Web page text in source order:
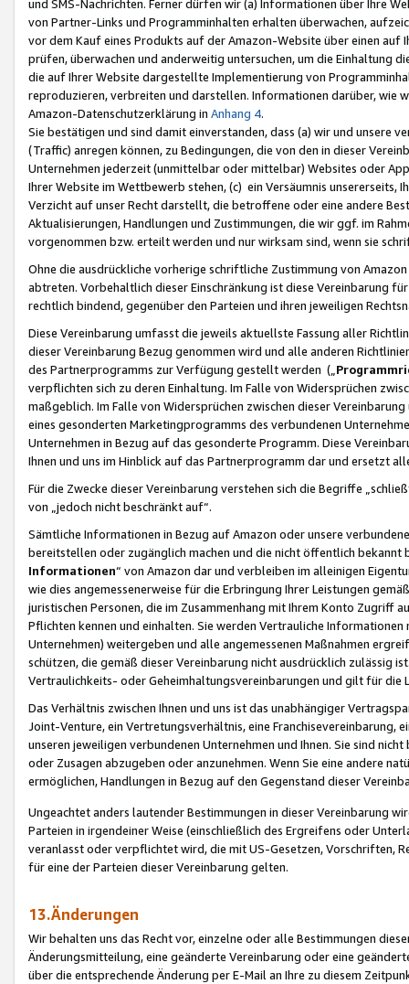
und SMS-Nachrichten. Ferner dürfen wir (a) Informationen über Ihre
von Partner-Links und Programminhalten erhalten überwachen,
vor dem Kauf eines Produkts auf der Amazon-Website über einen
prüfen, überwachen und anderweitig untersuchen, um die Einhaltung
die auf Ihrer Website dargestellte Implementierung von
reproduzieren, verbreiten und darstellen. Informationen darüber, wie
Amazon-Datenschutzerklärung in Anhang 4.
Sie bestätigen und sind damit einverstanden, dass (a) wir und
(Traffic) anregen können, zu Bedingungen, die von den in dieser
Unternehmen jederzeit (unmittelbar oder mittelbar) Websites oder
Ihrer Website im Wettbewerb stehen, (c) ein Versäumnis unsererseits,
Verzicht auf unser Recht darstellt, die betroffene oder eine andere
Aktualisierungen, Handlungen und Zustimmungen, die wir ggf. im
vorgenommen bzw. erteilt werden und nur wirksam sind, wenn sie
Ohne die ausdrückliche vorherige schriftliche Zustimmung von
abtreten. Vorbehaltlich dieser Einschränkung ist diese Vereinbarung
rechtlich bindend, gegenüber den Parteien und ihren jeweiligen
Diese Vereinbarung umfasst die jeweils aktuellste Fassung aller
dieser Vereinbarung Bezug genommen wird und alle anderen
des Partnerprogramms zur Verfügung gestellt werden („
verpflichten sich zu deren Einhaltung. Im Falle von Widersprüchen
maßgeblich. Im Falle von Widersprüchen zwischen dieser
eines gesonderten Marketingprogramms des verbundenen
Unternehmen in Bezug auf das gesonderte Programm. Diese
Ihnen und uns im Hinblick auf das Partnerprogramm dar und ersetzt
Für die Zwecke dieser Vereinbarung verstehen sich die Begriffe
von „jedoch nicht beschränkt auf“.
Sämtliche Informationen in Bezug auf Amazon oder unsere
bereitstellen oder zugänglich machen und die nicht öffentlich
Informationen“ von Amazon dar und verbleiben im alleinigen
wie dies angemessenerweise für die Erbringung Ihrer Leistungen
juristischen Personen, die im Zusammenhang mit Ihrem Konto
Pflichten kennen und einhalten. Sie werden Vertrauliche
Unternehmen) weitergeben und alle angemessenen Maßnahmen
schützen, die gemäß dieser Vereinbarung nicht ausdrücklich zulässig
Vertraulichkeits- oder Geheimhaltungsvereinbarungen und gilt für die
Das Verhältnis zwischen Ihnen und uns ist das unabhängiger
Joint-Venture, ein Vertretungsverhältnis, eine Franchisevereinbarung,
unseren jeweiligen verbundenen Unternehmen und Ihnen. Sie sind
oder Zusagen abzugeben oder anzunehmen. Wenn Sie eine andere
ermöglichen, Handlungen in Bezug auf den Gegenstand dieser
Ungeachtet anders lautender Bestimmungen in dieser Vereinbarung
Parteien in irgendeiner Weise (einschließlich des Ergreifens oder
veranlasst oder verpflichtet wird, die mit US-Gesetzen, Vorschriften,
für eine der Parteien dieser Vereinbarung gelten.
13.Änderungen
Wir behalten uns das Recht vor, einzelne oder alle Bestimmungen
Änderungsmitteilung, eine geänderte Vereinbarung oder eine
über die entsprechende Änderung per E-Mail an Ihre zu diesem